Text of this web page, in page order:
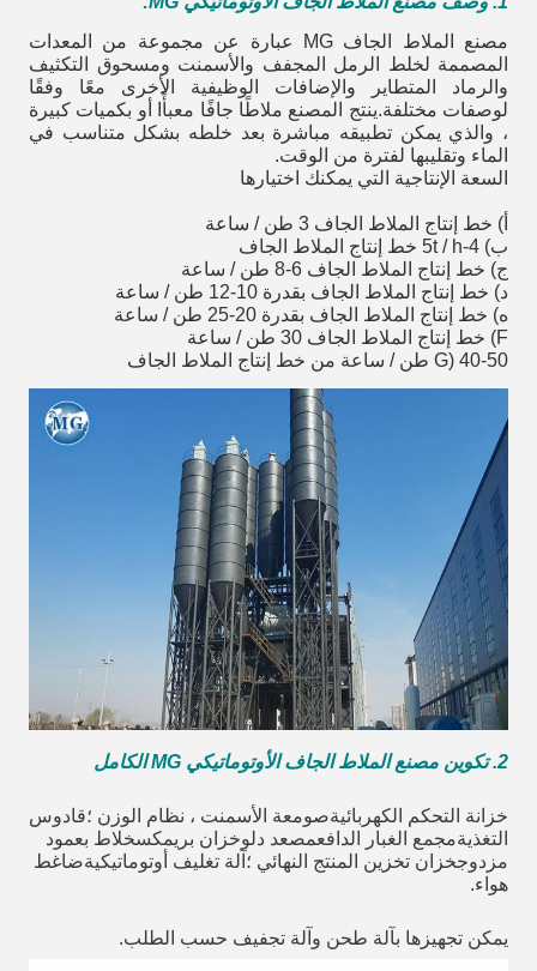
مصنع الملاط الجاف MG عبارة عن مجموعة من المعدات
المصممة لخلط الرمل المجفف والأسمنت ومسحوق التكثيف
والرماد المتطاير والإضافات الوظيفية الأخرى معًا وفقًا
لوصفات مختلفة.ينتج المصنع ملاطًا جافًا معبأًا أو بكميات كبيرة
، والذي يمكن تطبيقه مباشرة بعد خلطه بشكل متناسب في
الماء وتقليبها لفترة من الوقت.
السعة الإنتاجية التي يمكنك اختيارها
أ) خط إنتاج الملاط الجاف 3 طن / ساعة
ب) 4-5t / h خط إنتاج الملاط الجاف
ج) خط إنتاج الملاط الجاف 6-8 طن / ساعة
د) خط إنتاج الملاط الجاف بقدرة 10-12 طن / ساعة
ه) خط إنتاج الملاط الجاف بقدرة 20-25 طن / ساعة
F) خط إنتاج الملاط الجاف 30 طن / ساعة
G) 40-50 طن / ساعة من خط إنتاج الملاط الجاف
2. تكوين مصنع الملاط الجاف الأوتوماتيكي MG الكامل
خزانة التحكم الكهربائيةصومعة الأسمنت ، نظام الوزن ؛قادوس
التغذيةمجمع الغبار الدافعمصعد دلوخزان بريمكسخلاط بعمود
مزدوجخزان تخزين المنتج النهائي ؛آلة تغليف أوتوماتيكيةضاغط
هواء.
يمكن تجهيزها بآلة طحن وآلة تجفيف حسب الطلب.